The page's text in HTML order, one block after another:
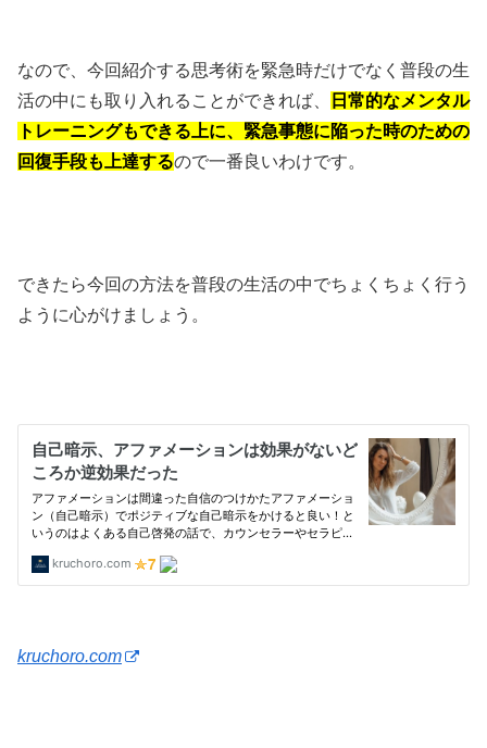
なので、今回紹介する思考術を緊急時だけでなく普段の生
活の中にも取り入れることができれば、
日常的なメンタル
トレーニングもできる上に、緊急事態に陥った時のための
回復手段も上達するので一番良いわけです。
できたら今回の方法を普段の生活の中でちょくちょく行う
ように心がけましょう。
kruchoro.com